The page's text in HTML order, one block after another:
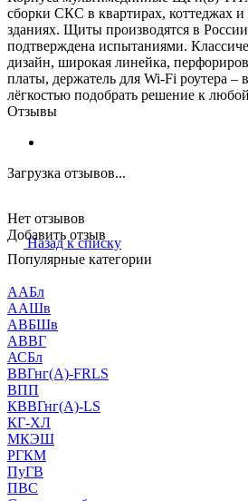
сборки СКС в квартирах, коттеджах
зданиях. Щиты производятся в
подтверждена испытаниями.
дизайн, широкая линейка,
платы, держатель для Wi-Fi роутера –
лёгкостью подобрать решение к
Отзывы
Загрузка отзывов...
Нет отзывов
Добавить отзыв
Назад к списку
Популярные категории
ААБл
ААШв
АВБШв
АВВГ
АСБл
ВВГнг(А)-FRLS
ВПП
КВВГнг(А)-LS
КГ-ХЛ
МКЭШ
РГКМ
ПуГВ
ПВС